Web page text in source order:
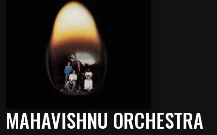
MAHAVISHNU ORCHESTRA